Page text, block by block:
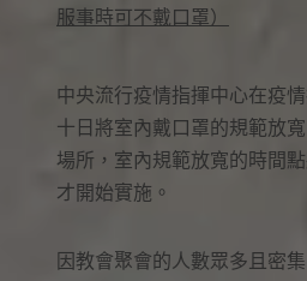
服事時可不戴口罩）
中央流行疫情指揮中心在疫
十日將室內戴口罩的規範放
場所，室內規範放寬的時間
才開始實施。
因教會聚會的人數眾多且密